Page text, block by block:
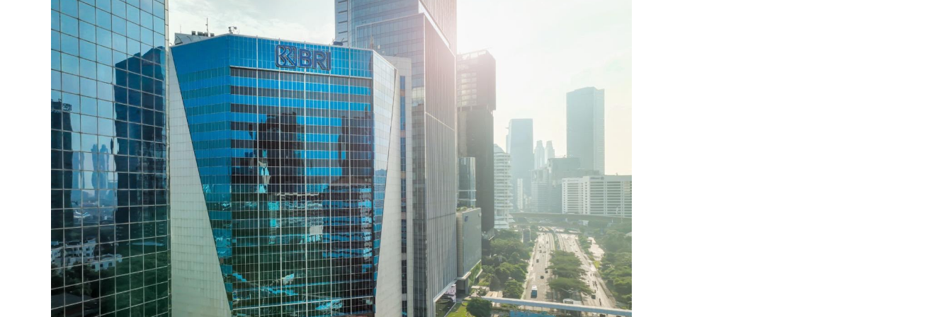
Langkah ini krusial untuk mengoptimalkan deposit aspal alami terbesar di dunia yang ada
di Sulawesi Tenggara sebagai sumber pertumbuhan ekonomi baru daerah maupun nasional.
Upaya hilirisasi ini semakin terakselerasi dengan alokasi investasi senilai Rp1,4 triliun dari
Danantara untuk pengembangan industri Aspal Buton.
Dukungan Perpres BUPABO dan Pengawasan Kadin
Kadin juga menyambut baik rencana penerbitan Peraturan Presiden (Perpres) tentang
Percepatan Investasi dan Pengembangan Industri Pengolahan Aspal Buton.
Perpres tersebut mengamanatkan pembentukan Badan Usaha Pengembang Aspal Buton
Olahan (BUPABO) untuk merencanakan, membangun, hingga mengoperasikan pengolahan
aspal di daerah.
Kadin berharap Presiden berkenan menunjuk Kadin Indonesia beserta jajarannya di tingkat
provinsi hingga kabupaten/kota untuk masuk dalam BUPABO.